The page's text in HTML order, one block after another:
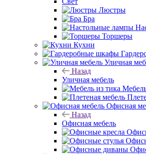
Люстры
Бра
Торшеры
Кухни
Уличная
Назад
Уличная мебель
Офисная
Назад
Офисная мебель